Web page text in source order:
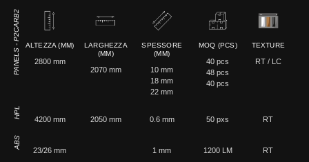
PANELS - P2CARB2 ALTEZZA (MM)
2800 mm
LARGHEZZA
(MM)
2070 mm
SPESSORE
(MM)
10 mm
18 mm
22 mm
MOQ (PCS)
40 pcs
48 pcs
40 pcs
TEXTURE
RT / LC
HPL
4200 mm 2050 mm 0.6 mm 50 pxs RT
ABS
23/26 mm 1 mm 1200 LM RT